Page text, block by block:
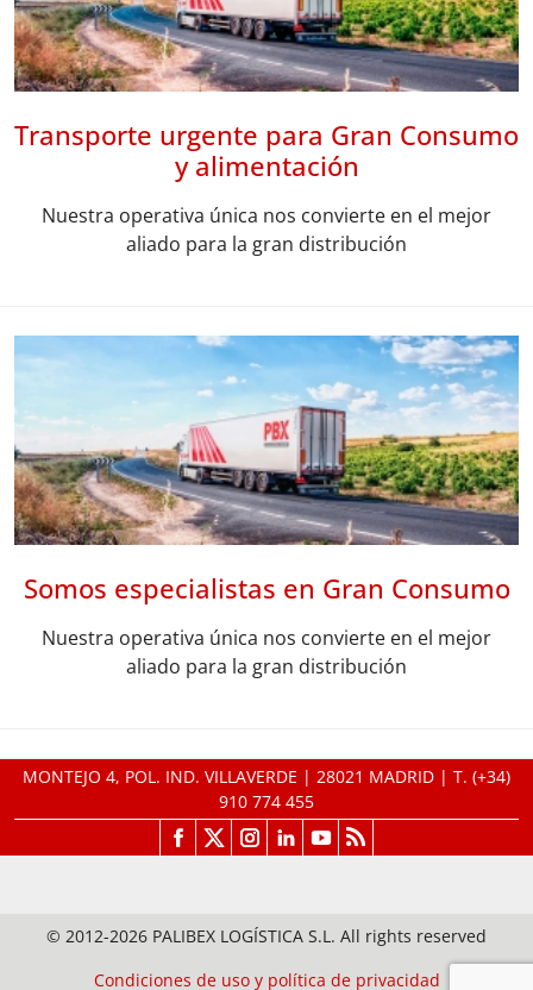
Transporte urgente para Gran Consumo
y alimentación
Nuestra operativa única nos convierte en el mejor
aliado para la gran distribución
Somos especialistas en Gran Consumo
Nuestra operativa única nos convierte en el mejor
aliado para la gran distribución
MONTEJO 4, POL. IND. VILLAVERDE | 28021 MADRID | T. (+34)
910 774 455
© 2012-2026 PALIBEX LOGÍSTICA S.L. All rights reserved
Condiciones de uso y política de privacidad